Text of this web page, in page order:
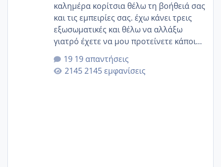
καλημέρα κορίτσια θέλω τη βοήθειά σας
και τις εμπειρίες σας. έχω κάνει τρεις
εξωσωματικές και θέλω να αλλάξω
γιατρό έχετε να μου προτείνετε κάποιον
που μείνατε ευχαριστημένες και είχατε
επιιτυχία? έκανα στο υγεία με τον
ζερβομανωλάκη (δεν το εψαξε καθόλου
19 απαντήσεις
2145 εμφανίσεις